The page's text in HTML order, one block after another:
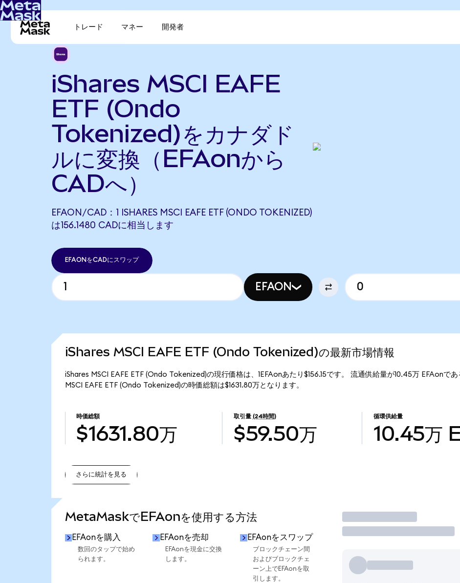
トレード マネー 開発者
iShares MSCI EAFE
ETF (Ondo
Tokenized)をカナダド
ルに変換（EFAonから
CADへ）
EFAON/CAD：1 ISHARES MSCI EAFE ETF (ONDO TOKENIZED)
は156.1480 CADに相当します
EFAONをCADにスワップ
EFAON
iShares MSCI EAFE ETF (Ondo Tokenized)の最新市場情報
iShares MSCI EAFE ETF (Ondo Tokenized)の現行価格は、1EFAonあたり$156.15です。 流通供給量が10.45万 EFAonで
MSCI EAFE ETF (Ondo Tokenized)の時価総額は$1631.80万となります。
時価総額
$1631.80万
取引量 (24時間)
$59.50万
循環供給量
10.45万
さらに統計を見る
MetaMaskでEFAonを使用する方法
EFAonを購入
数回のタップで始め
られます。
EFAonを売却
EFAonを現金に交換
します。
EFAonをスワップ
ブロックチェーン間
およびブロックチェ
ーン上でEFAonを取
引します。
取引